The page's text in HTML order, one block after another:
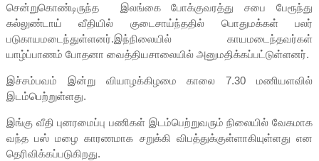
சென்றுகொண்டிருந்த இலங்கை போக்குவரத்து சபை பேரூந்து
கல்லுண்டாய் வீதியில் குடைசாய்ந்ததில் பொதுமக்கள் பலர்
படுகாயமடைந்துள்ளனர்.இந்நிலையில் காயமடைந்தவர்கள்
யாழ்ப்பாணம் போதனா வைத்தியசாலையில் அனுமதிக்கப்பட்டுள்ளனர்.
இச்சம்பவம் இன்று வியாழக்கிழமை காலை 7.30 மணியளவில்
இடம்பெற்றுள்ளது.
இங்கு வீதி புனரமைப்பு பணிகள் இடம்பெற்றுவரும் நிலையில் வேகமாக
வந்த பஸ் மழை காரணமாக சறுக்கி விபத்துக்குள்ளாகியுள்ளது என
தெரிவிக்கப்படுகிறது.